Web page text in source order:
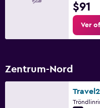
$91
Ver
Zentrum-Nord